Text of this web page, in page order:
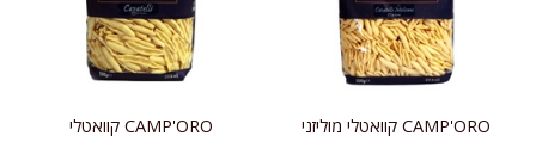
CAMP'ORO קוואטלי מוליזני CAMP'ORO קוואטלי